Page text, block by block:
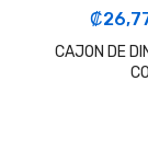
₡
CAJON DE